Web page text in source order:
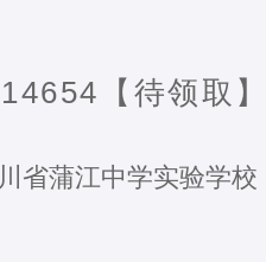
【待领取
省蒲江中学实验学校